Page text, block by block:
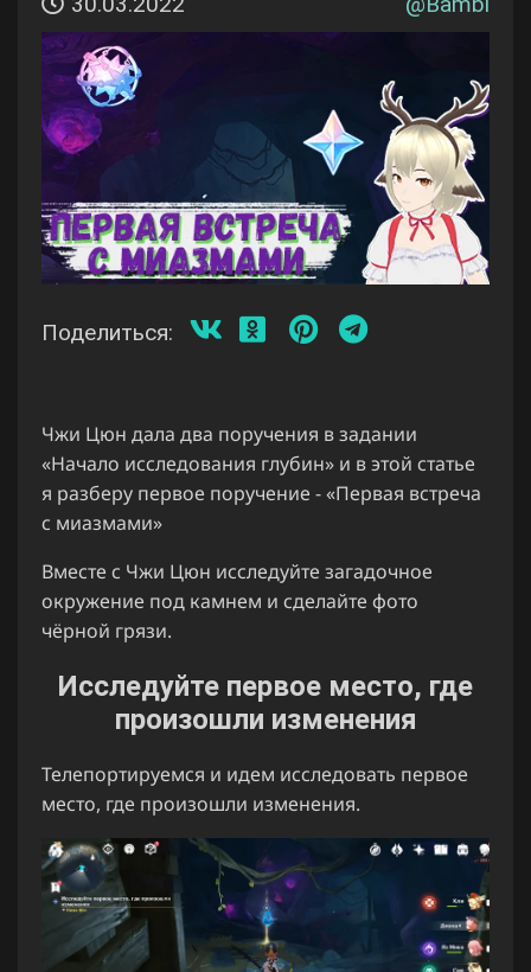
Поделиться:
Чжи Цюн дала два поручения в задании
«Начало исследования глубин» и в этой статье
я разберу первое поручение - «Первая встреча
с миазмами»
Вместе с Чжи Цюн исследуйте загадочное
окружение под камнем и сделайте фото
чёрной грязи.
Исследуйте первое место, где
произошли изменения
Телепортируемся и идем исследовать первое
место, где произошли изменения.